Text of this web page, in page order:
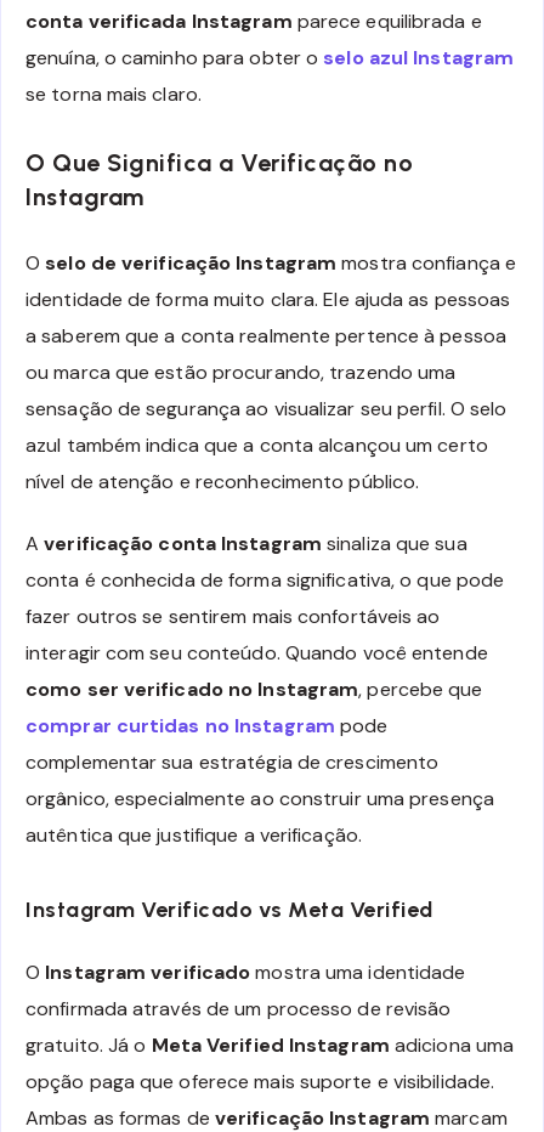
conta verificada Instagram parece equilibrada e
genuína, o caminho para obter o selo azul Instagram
se torna mais claro.
O Que Significa a Verificação no
Instagram
Oselo de verificação Instagram mostra confiança e
identidade de forma muito clara. Ele ajuda as pessoas
a saberem que a conta realmente pertence à pessoa
ou marca que estão procurando, trazendo uma
sensação de segurança ao visualizar seu perfil. O selo
azul também indica que a conta alcançou um certo
nível de atenção e reconhecimento público.
Averificação conta Instagram sinaliza que sua
conta é conhecida de forma significativa, o que pode
fazer outros se sentirem mais confortáveis ao
interagir com seu conteúdo. Quando você entende
como ser verificado no Instagram, percebe que
comprar curtidas no Instagram pode
complementar sua estratégia de crescimento
orgânico, especialmente ao construir uma presença
autêntica que justifique a verificação.
Instagram Verificado vs Meta Verified
O Instagram verificadomostra uma identidade
confirmada através de um processo de revisão
gratuito. Já o Meta Verified Instagram adiciona uma
opção paga que oferece mais suporte e visibilidade.
Ambas as formas de verificação Instagram marcam